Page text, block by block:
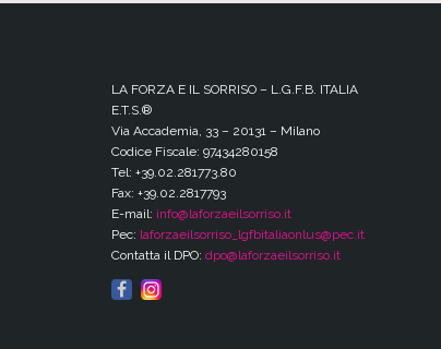
LA FORZA E IL SORRISO – L.G.F.B. ITALIA
E.T.S.®
Via Accademia, 33 – 20131 – Milano
Codice Fiscale: 97434280158
Tel: +39.02.281773.80
Fax: +39.02.2817793
E-mail: info@laforzaeilsorriso.it
Pec: laforzaeilsorriso_lgfbitaliaonlus@pec.it
Contatta il DPO: dpo@laforzaeilsorriso.it